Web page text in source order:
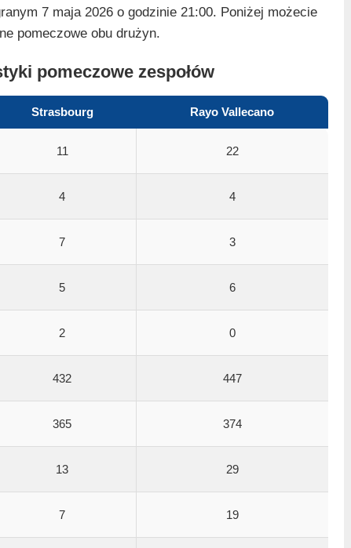
7 maja 2026 o godzinie 21:00. Poniżej możecie
pomeczowe obu drużyn.
pomeczowe zespołów
Strasbourg Rayo Vallecano
11 22
4 4
7 3
5 6
2 0
432 447
365 374
13 29
7 19